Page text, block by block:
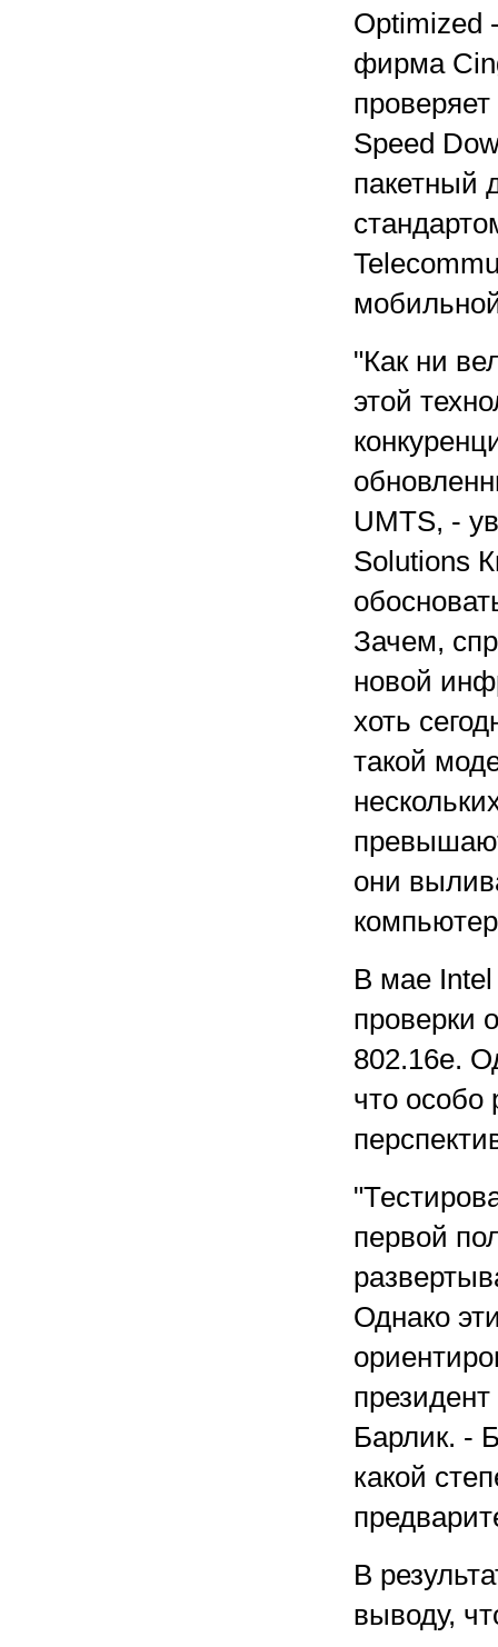
Optimized
фирма
Speed
пакетный
"Как ни
этой
UMTS, -
Solutions
Зачем,
новой
хоть
такой
они
В мае Intel
проверки
802.16е.
что
первой
Однако
Барлик. -
какой
В
выводу,